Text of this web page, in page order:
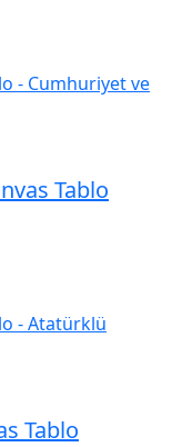
Tablo
Tablo